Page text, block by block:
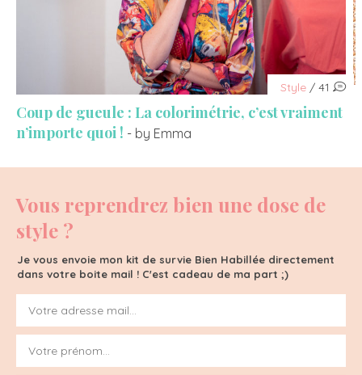
Style / 41
Coup de gueule : La colorimétrie, c’est vraiment
n’importe quoi ! - by Emma
Vous reprendrez bien une dose de
style ?
Je vous envoie mon kit de survie Bien Habillée directement
dans votre boite mail ! C'est cadeau de ma part ;)